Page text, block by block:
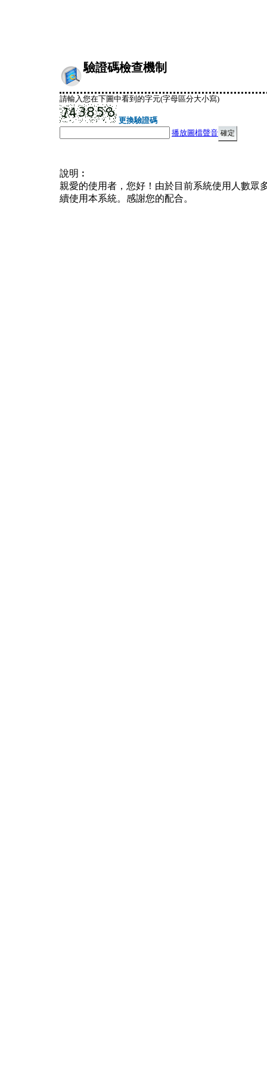
驗證碼檢查機制
請輸入您在下圖中看到的字元(字母區分大小寫)
更換驗證碼
播放圖檔聲音
說明︰
親愛的使用者，您好！由於目前系統使用人數眾
續使用本系統。感謝您的配合。